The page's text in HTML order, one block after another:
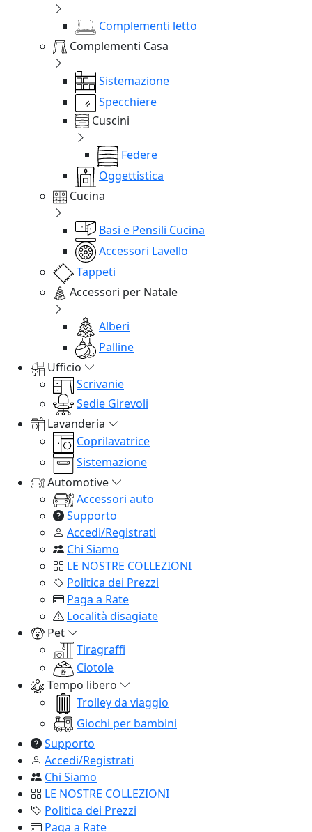
Complementi letto
Complementi Casa
Sistemazione
Specchiere
Cuscini
Federe
Oggettistica
Cucina
Basi e Pensili Cucina
Accessori Lavello
Tappeti
Accessori per Natale
Alberi
Palline
Ufficio
Scrivanie
Sedie Girevoli
Lavanderia
Coprilavatrice
Sistemazione
Automotive
Accessori auto
Supporto
Accedi/Registrati
Chi Siamo
LE NOSTRE COLLEZIONI
Politica dei Prezzi
Paga a Rate
Località disagiate
Pet
Tiragraffi
Ciotole
Tempo libero
Trolley da viaggio
Giochi per bambini
Supporto
Accedi/Registrati
Chi Siamo
LE NOSTRE COLLEZIONI
Politica dei Prezzi
Paga a Rate